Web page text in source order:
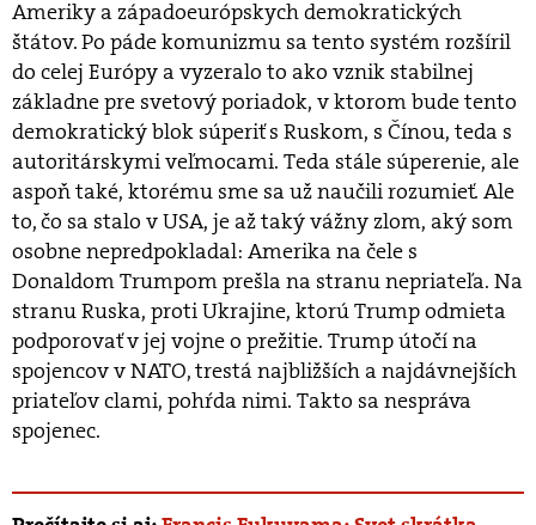
Ameriky a západoeurópskych demokratických
štátov. Po páde komunizmu sa tento systém rozšíril
do celej Európy a vyzeralo to ako vznik stabilnej
základne pre svetový poriadok, v ktorom bude tento
demokratický blok súperiť s Ruskom, s Čínou, teda s
autoritárskymi veľmocami. Teda stále súperenie, ale
aspoň také, ktorému sme sa už naučili rozumieť. Ale
to, čo sa stalo v USA, je až taký vážny zlom, aký som
osobne nepredpokladal: Amerika na čele s
Donaldom Trumpom prešla na stranu nepriateľa. Na
stranu Ruska, proti Ukrajine, ktorú Trump odmieta
podporovať v jej vojne o prežitie. Trump útočí na
spojencov v NATO, trestá najbližších a najdávnejších
priateľov clami, pohŕda nimi. Takto sa nespráva
spojenec.